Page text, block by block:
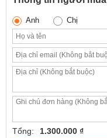
Anh Chị
Tổng: 1.300.000 ₫